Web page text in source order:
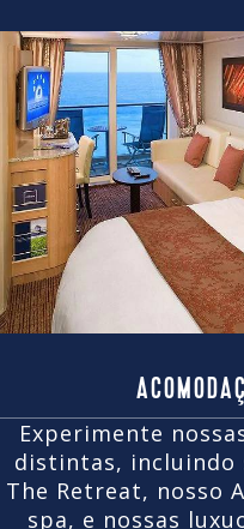
Experimente
distintas, incluindo
The Retreat, nosso
spa, e nossas